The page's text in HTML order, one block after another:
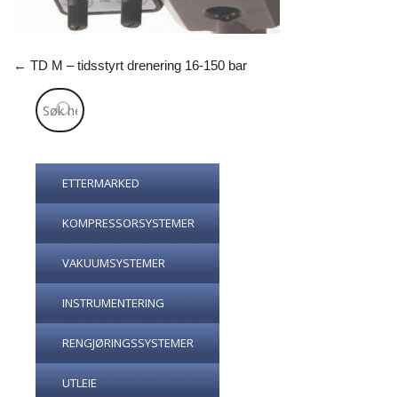
← TD M – tidsstyrt drenering 16-150 bar
ETTERMARKED
KOMPRESSORSYSTEMER
VAKUUMSYSTEMER
INSTRUMENTERING
RENGJØRINGSSYSTEMER
UTLEIE